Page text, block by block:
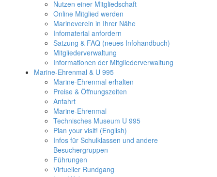
Nutzen einer Mitgliedschaft
Online Mitglied werden
Marineverein in Ihrer Nähe
Infomaterial anfordern
Satzung & FAQ (neues Infohandbuch)
Mitgliederverwaltung
Informationen der Mitgliederverwaltung
Marine-Ehrenmal & U 995
Marine-Ehrenmal erhalten
Preise & Öffnungszeiten
Anfahrt
Marine-Ehrenmal
Technisches Museum U 995
Plan your visit! (English)
Infos für Schulklassen und andere
Besuchergruppen
Führungen
Virtueller Rundgang